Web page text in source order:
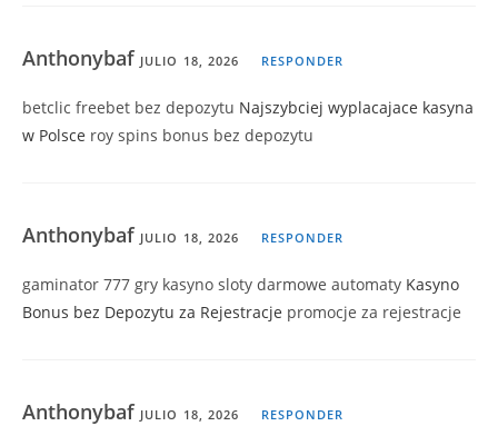
Anthonybaf JULIO 18, 2026 RESPONDER
betclic freebet bez depozytu Najszybciej wyplacajace kasyna
w Polsce roy spins bonus bez depozytu
Anthonybaf JULIO 18, 2026 RESPONDER
gaminator 777 gry kasyno sloty darmowe automaty Kasyno
Bonus bez Depozytu za Rejestracje promocje za rejestracje
Anthonybaf JULIO 18, 2026 RESPONDER